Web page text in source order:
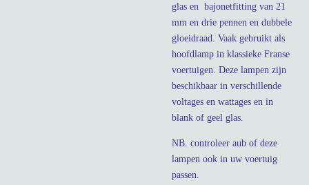
glas en bajonetfitting van 21
mm en drie pennen en dubbele
gloeidraad. Vaak gebruikt als
hoofdlamp in klassieke Franse
voertuigen. Deze lampen zijn
beschikbaar in verschillende
voltages en wattages en in
blank of geel glas.
NB. controleer aub of deze
lampen ook in uw voertuig
passen.